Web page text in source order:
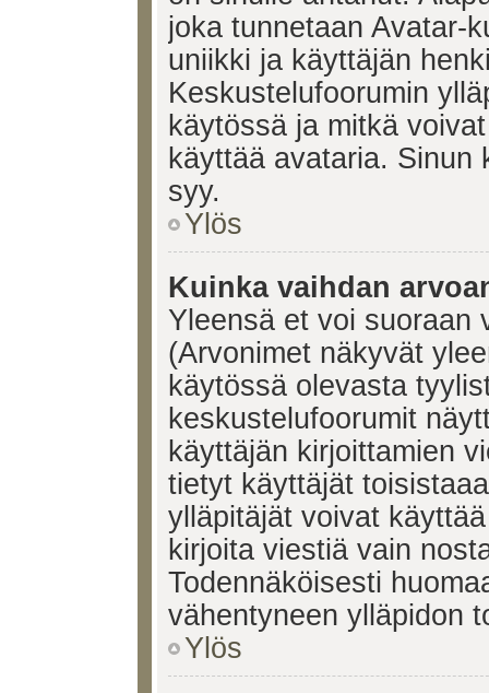
joka tunnetaan Avatar-
uniikki ja käyttäjän
Keskustelufoorumin
käytössä ja mitkä
käyttää avataria. Sinun
syy.
Ylös
Kuinka vaihdan
Yleensä et voi suoraan
(Arvonimet näkyvät
käytössä olevasta
keskustelufoorumit
käyttäjän kirjoittamien
tietyt käyttäjät
ylläpitäjät voivat
kirjoita viestiä vain
Todennäköisesti
vähentyneen ylläpidon
Ylös